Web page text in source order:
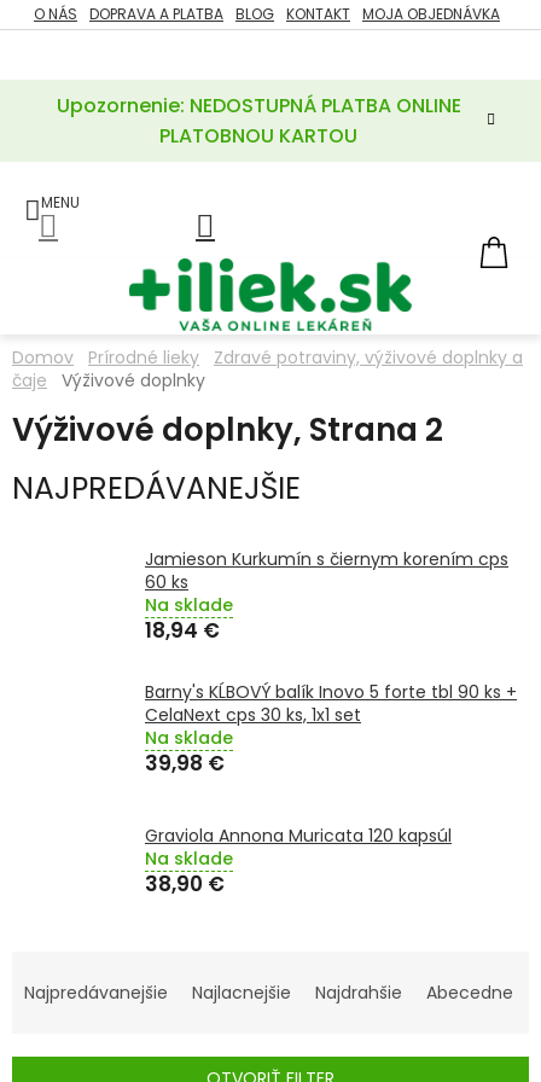
Prejsť
na
Upozornenie: NEDOSTUPNÁ PLATBA ONLINE
PLATOBNOU KARTOU
O NÁS DOPRAVA A PLATBA BLOG KONTAKT MOJA OBJEDNÁVKA
ZĽAVY
POTREBY
A
LIEKY
VITAMÍNY
MINERÁLY
KOZMETIKA
DERMATOLÓGIA
ZDRAVOTNÍCKE
LIEKY
VETERINA
Domov Prírodné lieky
Zdravé potraviny, výživové doplnky a
čaje
Výživové doplnky
Výživové doplnky, Strana 2
NAJPREDÁVANEJŠIE
Jamieson Kurkumín s čiernym korením cps
60 ks
Na sklade
18,94 €
Barny's KĹBOVÝ balík Inovo 5 forte tbl 90 ks +
CelaNext cps 30 ks, 1x1 set
Na sklade
39,98 €
Graviola Annona Muricata 120 kapsúl
Na sklade
38,90 €
A
E
Najpredávanejšie Najlacnejšie Najdrahšie Abecedne